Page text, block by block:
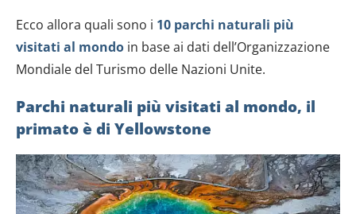
Ecco allora quali sono i 10 parchi naturali più
visitati al mondo in base ai dati dell’Organizzazione
Mondiale del Turismo delle Nazioni Unite.
Parchi naturali più visitati al mondo, il
primato è di Yellowstone